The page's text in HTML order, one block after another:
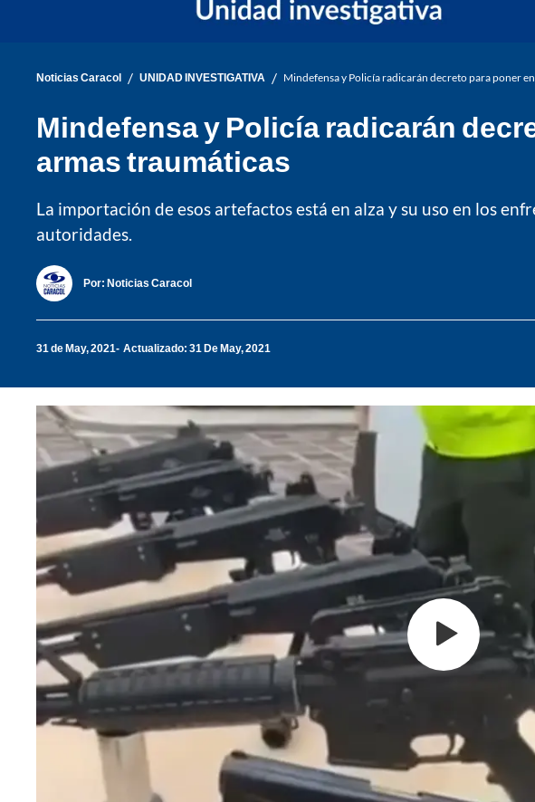
Noticias Caracol / UNIDAD INVESTIGATIVA / Mindefensa y Policía radicarán decreto para poner
Mindefensa y Policía radicarán
armas traumáticas
La importación de esos artefactos está en alza y su uso en los
autoridades.
Por: Noticias Caracol
31 de May, 2021 Actualizado: 31 De May, 2021